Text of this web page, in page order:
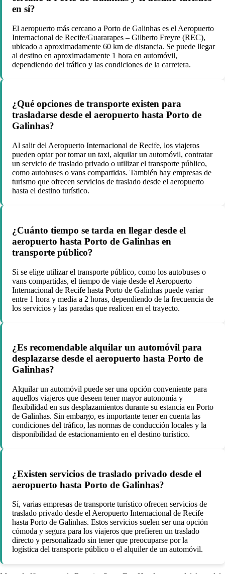
en sí?
El aeropuerto más cercano a Porto de Galinhas es el Aeropuerto
Internacional de Recife/Guararapes – Gilberto Freyre (REC),
ubicado a aproximadamente 60 km de distancia. Se puede llegar
al destino en aproximadamente 1 hora en automóvil,
dependiendo del tráfico y las condiciones de la carretera.
¿Qué opciones de transporte existen para
trasladarse desde el aeropuerto hasta Porto de
Galinhas?
Al salir del Aeropuerto Internacional de Recife, los viajeros
pueden optar por tomar un taxi, alquilar un automóvil, contratar
un servicio de traslado privado o utilizar el transporte público,
como autobuses o vans compartidas. También hay empresas de
turismo que ofrecen servicios de traslado desde el aeropuerto
hasta el destino turístico.
¿Cuánto tiempo se tarda en llegar desde el
aeropuerto hasta Porto de Galinhas en
transporte público?
Si se elige utilizar el transporte público, como los autobuses o
vans compartidas, el tiempo de viaje desde el Aeropuerto
Internacional de Recife hasta Porto de Galinhas puede variar
entre 1 hora y media a 2 horas, dependiendo de la frecuencia de
los servicios y las paradas que realicen en el trayecto.
¿Es recomendable alquilar un automóvil para
desplazarse desde el aeropuerto hasta Porto de
Galinhas?
Alquilar un automóvil puede ser una opción conveniente para
aquellos viajeros que deseen tener mayor autonomía y
flexibilidad en sus desplazamientos durante su estancia en Porto
de Galinhas. Sin embargo, es importante tener en cuenta las
condiciones del tráfico, las normas de conducción locales y la
disponibilidad de estacionamiento en el destino turístico.
¿Existen servicios de traslado privado desde el
aeropuerto hasta Porto de Galinhas?
Sí, varias empresas de transporte turístico ofrecen servicios de
traslado privado desde el Aeropuerto Internacional de Recife
hasta Porto de Galinhas. Estos servicios suelen ser una opción
cómoda y segura para los viajeros que prefieren un traslado
directo y personalizado sin tener que preocuparse por la
logística del transporte público o el alquiler de un automóvil.